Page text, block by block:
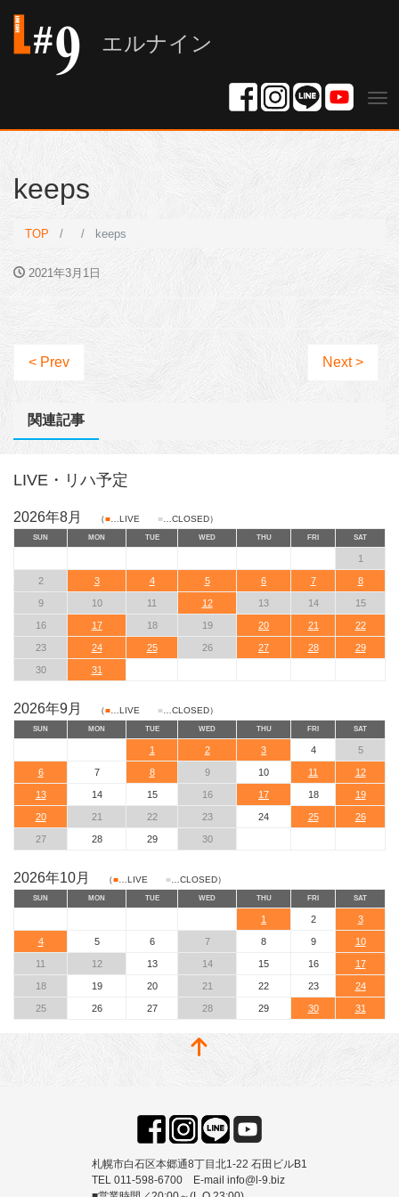
エルナイン
keeps
TOP keeps
2021年3月1日
< Prev Next >
関連記事
LIVE・リハ予定
2026年8月 （■ …LIVE ■ …CLOSED）
SUN MON TUE WED THU FRI SAT
1
2 3 4 5 6 7 8
9 10 11 12 13 14 15
16 17 18 19 20 21 22
23 24 25 26 27 28 29
30 31
2026年9月 （■ …LIVE ■ …CLOSED）
SUN MON TUE WED THU FRI SAT
1 2 3 4 5
6 7 8 9 10 11 12
13 14 15 16 17 18 19
20 21 22 23 24 25 26
27 28 29 30
2026年10月 （■ …LIVE ■ …CLOSED）
SUN MON TUE WED THU FRI SAT
1 2 3
4 5 6 7 8 9 10
11 12 13 14 15 16 17
18 19 20 21 22 23 24
25 26 27 28 29 30 31
札幌市白石区本郷通8丁目北1-22 石田ビルB1
TEL 011-598-6700 E-mail info@l-9.biz